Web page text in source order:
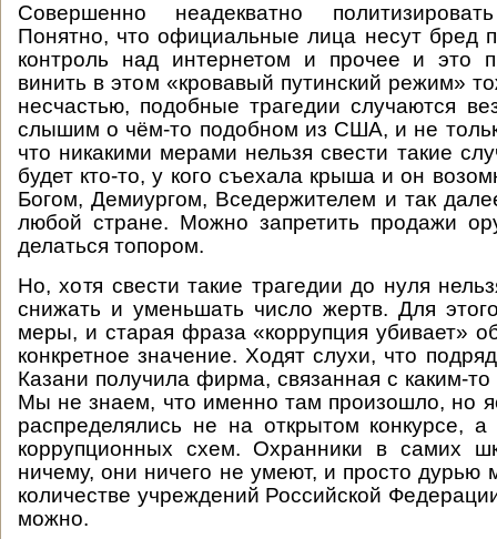
Совершенно неадекватно
Понятно, что официальные лица несут бред
контроль над интернетом и прочее и это
винить в этом «кровавый путинский режим»
несчастью, подобные трагедии случаются
слышим о чём-то подобном из США, и не
что никакими мерами нельзя свести такие
будет кто-то, у кого съехала крыша и он
Богом, Демиургом, Вседержителем и так
любой стране. Можно запретить продажи
делаться топором.
Но, хотя свести такие трагедии до нуля
снижать и уменьшать число жертв. Для
меры, и старая фраза «коррупция убивает»
конкретное значение. Ходят слухи, что
Казани получила фирма, связанная с каким-
Мы не знаем, что именно там произошло, но
распределялись не на открытом конкурсе, а
коррупционных схем. Охранники в самих
ничему, они ничего не умеют, и просто дурью
количестве учреждений Российской
можно.